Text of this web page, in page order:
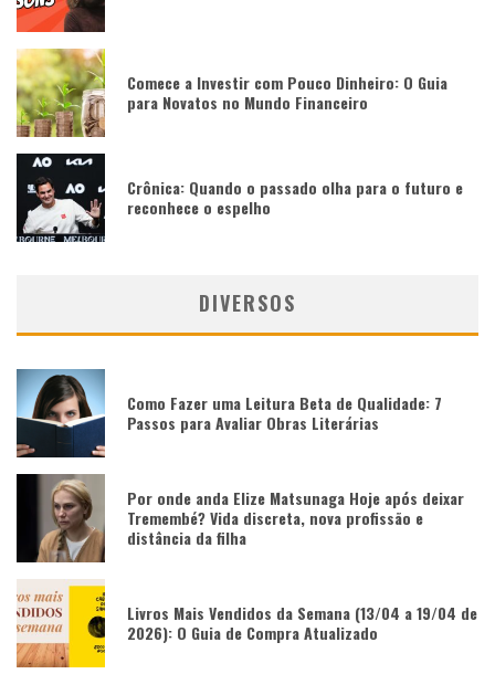
Comece a Investir com Pouco Dinheiro: O Guia
para Novatos no Mundo Financeiro
Crônica: Quando o passado olha para o futuro e
reconhece o espelho
DIVERSOS
Como Fazer uma Leitura Beta de Qualidade: 7
Passos para Avaliar Obras Literárias
Por onde anda Elize Matsunaga Hoje após deixar
Tremembé? Vida discreta, nova profissão e
distância da filha
Livros Mais Vendidos da Semana (13/04 a 19/04 de
2026): O Guia de Compra Atualizado